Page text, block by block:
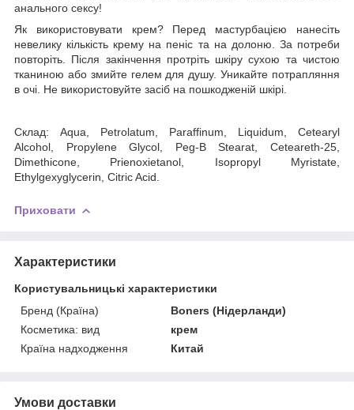
анального сексу!
Як використовувати крем? Перед мастурбацією нанесіть
невелику кількість крему на пеніс та на долоню. За потреби
повторіть. Після закінчення протріть шкіру сухою та чистою
тканиною або змийте гелем для душу. Уникайте потрапляння
в очі. Не використовуйте засіб на пошкодженій шкірі.
Склад: Aqua, Petrolatum, Paraffinum, Liquidum, Cetearyl
Alcohol, Propylene Glycol, Peg-B Stearat, Ceteareth-25,
Dimethicone, Prienoxietanol, Isopropyl Myristate,
Ethylgexyglycerin, Citric Acid.
Приховати
Характеристики
Користувальницькі характеристики
Бренд (Країна)
Boners (Нідерланди)
Косметика: вид
крем
Країна надходження
Китай
Умови доставки